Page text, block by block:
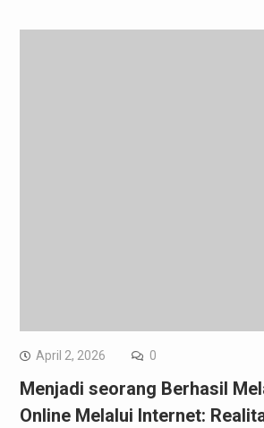
April 2, 2026 0
Menjadi seorang Berhasil
Online Melalui Internet: